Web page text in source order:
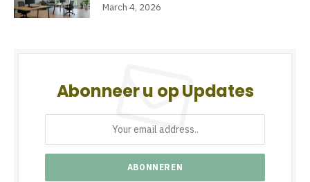
March 4, 2026
Abonneer u op Updates